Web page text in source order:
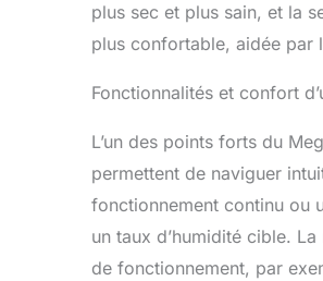
plus sec et plus sain, et la
plus confortable, aidée par
Fonctionnalités et confort
L’un des points forts du
permettent de naviguer
fonctionnement continu ou
un taux d’humidité cible.
de fonctionnement, par